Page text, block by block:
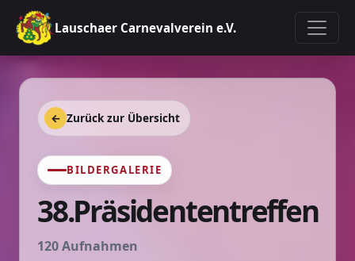
Lauschaer Carnevalverein e.V.
← Zurück zur Übersicht
BILDERGALERIE
38.Präsidententreffen
120 Aufnahmen